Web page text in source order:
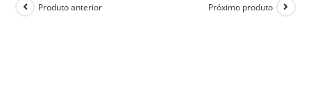
Produto anterior Próximo produto